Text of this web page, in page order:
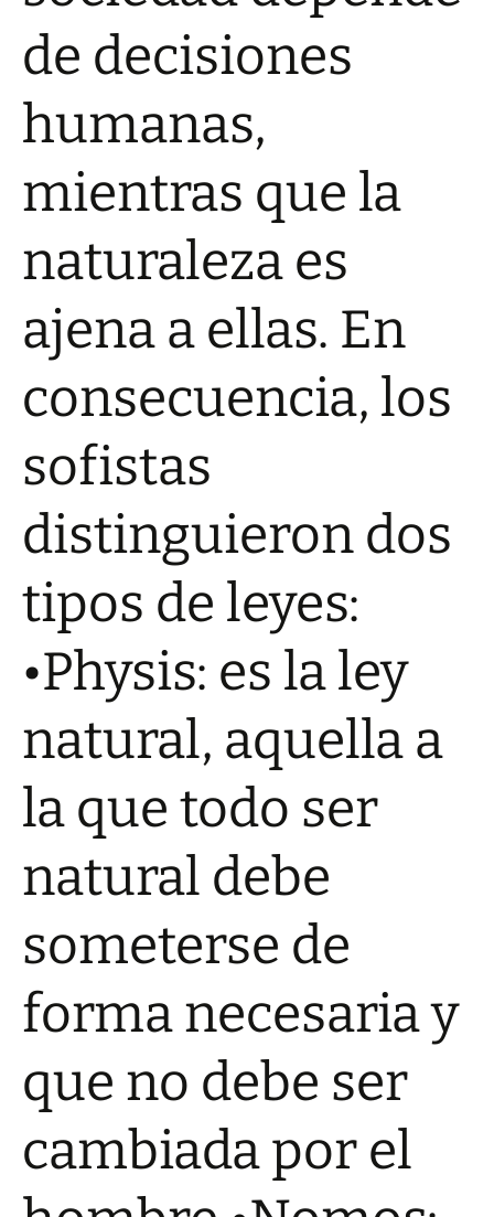
de decisiones
humanas,
mientras que la
naturaleza es
ajena a ellas. En
consecuencia, los
sofistas
distinguieron dos
tipos de leyes:
•Physis: es la ley
natural, aquella a
la que todo ser
natural debe
someterse de
forma necesaria y
que no debe ser
cambiada por el